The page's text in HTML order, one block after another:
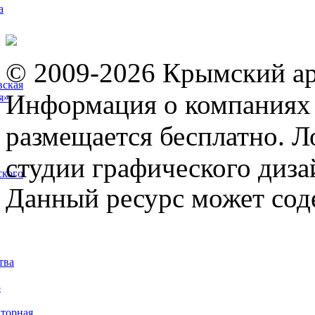
© 2009-2026 Крымский
Информация о компаниях
размещается бесплатно.
студии графического
Данный ресурс может